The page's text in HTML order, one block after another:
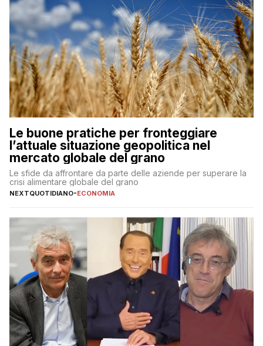
Le buone pratiche per fronteggiare
l’attuale situazione geopolitica nel
mercato globale del grano
Le sfide da affrontare da parte delle aziende per superare la
crisi alimentare globale del grano
NEXTQUOTIDIANO-ECONOMIA